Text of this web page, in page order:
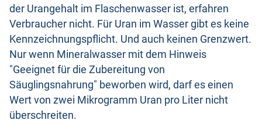
der Urangehalt im Flaschenwasser ist, erfahren
Verbraucher nicht. Für Uran im Wasser gibt es keine
Kennzeichnungspflicht. Und auch keinen Grenzwert.
Nur wenn Mineralwasser mit dem Hinweis
"Geeignet für die Zubereitung von
Säuglingsnahrung" beworben wird, darf es einen
Wert von zwei Mikrogramm Uran pro Liter nicht
überschreiten.